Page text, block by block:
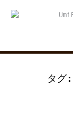
タグ: